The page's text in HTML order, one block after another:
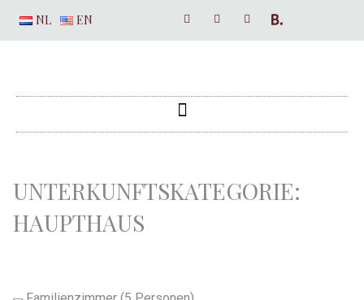
NL EN
UNTERKUNFTSKATEGORIE:
HAUPTHAUS